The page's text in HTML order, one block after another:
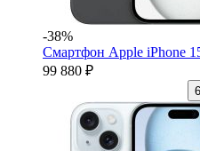
-38%
Смартфон Apple iPhone
99 880 ₽